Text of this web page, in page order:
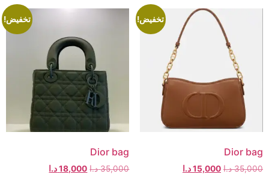
تخفيض!
Dior bag
35,000 د.ا 15,000د.ا
تخفيض!
Dior bag
35,000 د.ا 18,000 د.ا